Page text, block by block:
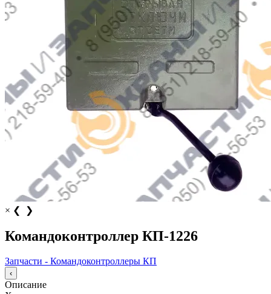
× ❮ ❯
Командоконтроллер КП-1226
Запчасти - Командоконтроллеры КП
‹
Описание